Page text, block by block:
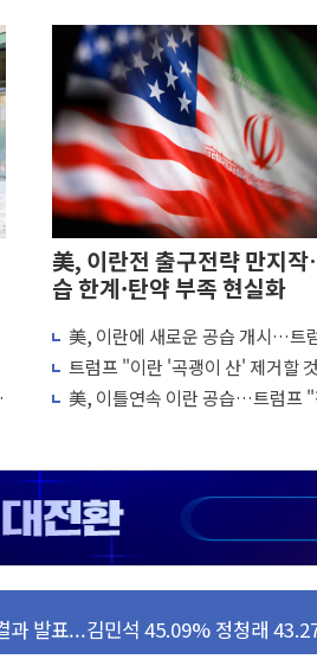
美, 이란전 출구전략 만지
습 한계·탄약 부족 현실화
美, 이란에 새로운 공습 개시…트
"이제 우리 차례"
트럼프 "이란 '곡괭이 산' 제거할
미군, 사흘째 이란 야간 공습
美, 이틀연속 이란 공습…트럼프
급 투입…고수온 양식장 복구·지원 '
'산사태 주의보'...경북도, 호우 피해
경선서 정청래에 승리...47.75% vs
보
선 결과 발표...김민석 47.75% 정청
과 발표...김민석 45.09% 정청래
과 발표...김민석 52.64% 정청래